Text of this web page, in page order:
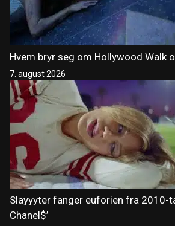
Hvem bryr seg om Hollywood Walk
7. august 2026
Slayyyter fanger euforien fra 2010-
Chanel$’